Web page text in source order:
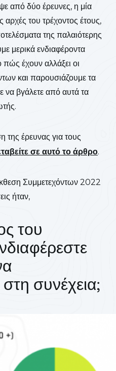
από δύο έρευνες, η μία
αρχές του τρέχοντος έτους,
της παλαιότερης
μερικά ενδιαφέροντα
έχουν αλλάξει οι
και παρουσιάζουμε τα
βγάλετε από αυτά τα
της έρευνας για τους
σε αυτό το άρθρο.
Συμμετεχόντων 2022
ήταν,
του
συνέχεια;